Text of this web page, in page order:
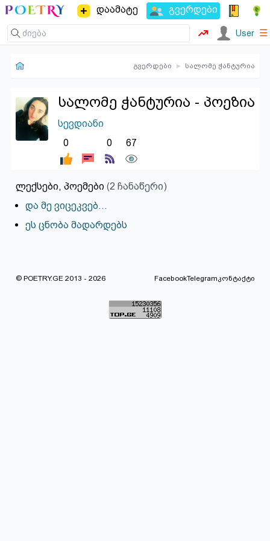
დაამატე გვერდები
User ☰
გვერდები ▸ სალომე ჭანტურია
სალომე ჭანტურია - პოეზია
სევდიანი
0
0 67
ლექსები, პოემები (2 ჩანაწერი)
და მე ვიცეკვებ…
ეს ცნობა მადარდებს
© POETRY.GE 2013 - 2026 FacebookTelegramკონტაქტი